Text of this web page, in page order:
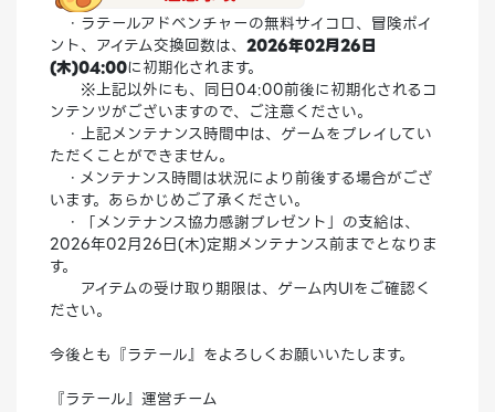
・ラテールアドベンチャーの無料サイコロ、冒険ポイ
ント、アイテム交換回数は、 2026年02月26日
(木)04:00に初期化されます。
※上記以外にも、同日04:00前後に初期化されるコ
ンテンツがございますので、ご注意ください。
・上記メンテナンス時間中は、ゲームをプレイしてい
ただくことができません。
・メンテナンス時間は状況により前後する場合がござ
います。あらかじめご了承ください。
・「メンテナンス協力感謝プレゼント」の支給は、
2026年02月26日(木)定期メンテナンス前までとなりま
す。
アイテムの受け取り期限は、ゲーム内UIをご確認く
ださい。
今後とも『ラテール』をよろしくお願いいたします。
『ラテール』運営チーム